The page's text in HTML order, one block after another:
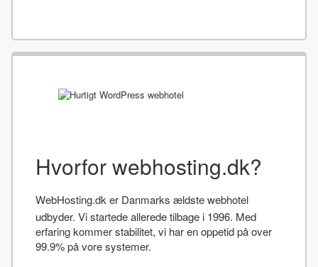
Hvorfor webhosting.dk?
WebHosting.dk er Danmarks ældste webhotel
udbyder. Vi startede allerede tilbage i 1996. Med
erfaring kommer stabilitet, vi har en oppetid på over
99.9% på vore systemer.